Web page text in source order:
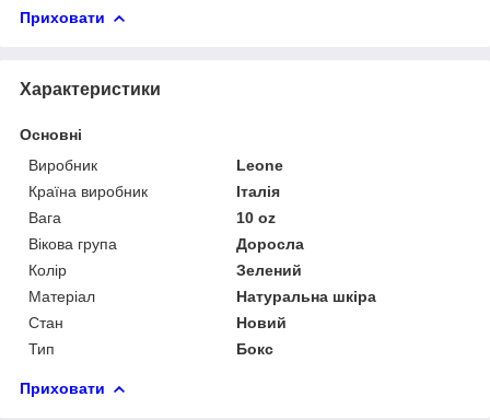
Приховати
Характеристики
Основні
Виробник
Leone
Країна виробник
Італія
Вага
10 oz
Вікова група
Доросла
Колір
Зелений
Матеріал
Натуральна шкіра
Стан
Новий
Тип
Бокс
Приховати